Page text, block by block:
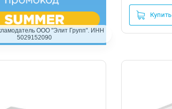
ООО "Элит Групп". ИНН
5029152090
Купить